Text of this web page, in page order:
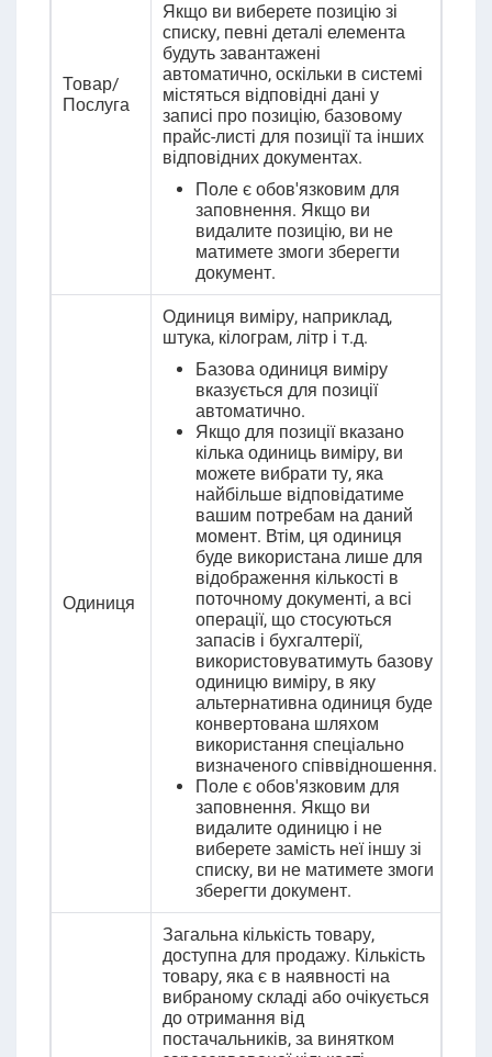
Товар/
Послуга
Якщо ви виберете позицію зі
списку, певні деталі елемента
будуть завантажені
автоматично, оскільки в системі
містяться відповідні дані у
записі про позицію, базовому
прайс-листі для позиції та інших
відповідних документах.
Поле є обов'язковим для
заповнення. Якщо ви
видалите позицію, ви не
матимете змоги зберегти
документ.
Одиниця
Одиниця виміру, наприклад,
штука, кілограм, літр і т.д.
Базова одиниця виміру
вказується для позиції
автоматично.
Якщо для позиції вказано
кілька одиниць виміру, ви
можете вибрати ту, яка
найбільше відповідатиме
вашим потребам на даний
момент. Втім, ця одиниця
буде використана лише для
відображення кількості в
поточному документі, а всі
операції, що стосуються
запасів і бухгалтерії,
використовуватимуть базову
одиницю виміру, в яку
альтернативна одиниця буде
конвертована шляхом
використання спеціально
визначеного співвідношення.
Поле є обов'язковим для
заповнення. Якщо ви
видалите одиницю і не
виберете замість неї іншу зі
списку, ви не матимете змоги
зберегти документ.
Загальна кількість товару,
доступна для продажу. Кількість
товару, яка є в наявності на
вибраному складі або очікується
до отримання від
постачальників, за винятком